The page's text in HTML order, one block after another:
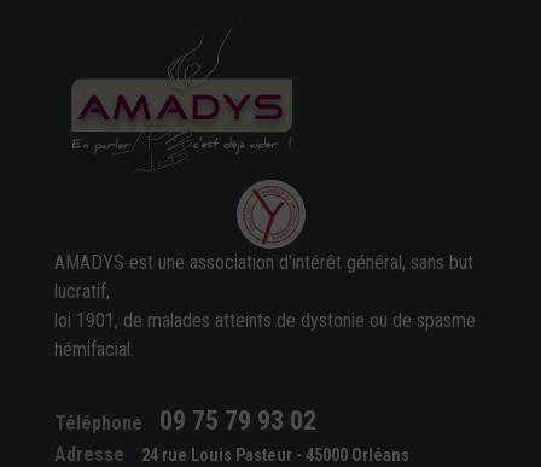
AMADYS est une association d'intérêt général, sans but
lucratif,
loi 1901, de malades atteints de dystonie ou de spasme
hémifacial.
Téléphone 09 75 79 93 02
Adresse 24 rue Louis Pasteur - 45000 Orléans